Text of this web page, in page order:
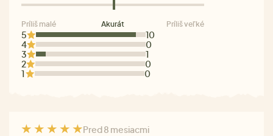
5
10
4
0
3
1
2
0
1
0
Príliš malé Akurát Príliš veľké
Pred 8 mesiacmi